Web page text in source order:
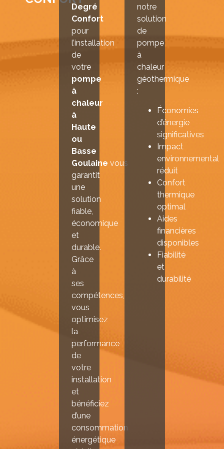
Degré
Confort
pour
l’installation
de
votre
pompe
à
chaleur
à
Haute
ou
Basse
Goulainevous
garantit
une
solution
fiable,
économique
et
durable.
Grâce
à
ses
compétences,
vous
optimisez
la
performance
de
votre
installation
et
bénéficiez
d’une
consommation
énergétique
notre
solution
de
pompe
à
chaleur
géothermique
:
Économies
d’énergie
significatives
Impact
environnemental
réduit
Confort
thermique
optimal
Aides
financières
disponibles
Fiabilité
et
durabilité